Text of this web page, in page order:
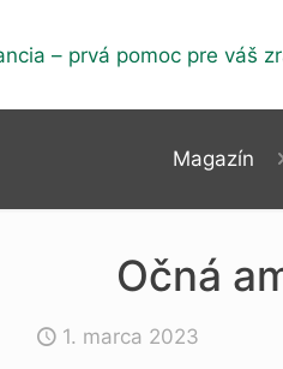
Magazín
Očná
1. marca 2023